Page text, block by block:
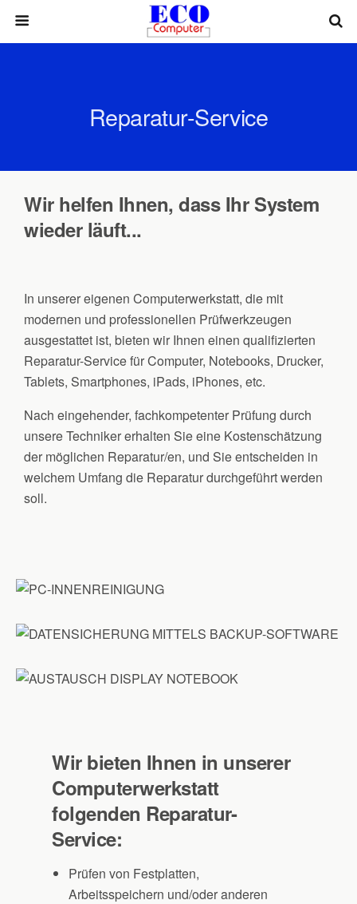
Reparatur-Service
Wir helfen Ihnen, dass Ihr System
wieder läuft...
In unserer eigenen Computerwerkstatt, die mit
modernen und professionellen Prüfwerkzeugen
ausgestattet ist, bieten wir Ihnen einen qualifizierten
Reparatur-Service für Computer, Notebooks, Drucker,
Tablets, Smartphones, iPads, iPhones, etc.
Nach eingehender, fachkompetenter Prüfung durch
unsere Techniker erhalten Sie eine Kostenschätzung
der möglichen Reparatur/en, und Sie entscheiden in
welchem Umfang die Reparatur durchgeführt werden
soll.
Wir bieten Ihnen in unserer
Computerwerkstatt
folgenden Reparatur-
Service:
Prüfen von Festplatten,
Arbeitsspeichern und/oder anderen